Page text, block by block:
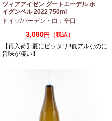
ゴテ
ツィアアイゼン グートエーデル ホ
イグンベル 2022 750ml
ドイツ/バーデン ・ 白：辛口
3,080円（税込）
【再入荷】夏にピッタリ!!低アルなのに
旨味が凄い!!